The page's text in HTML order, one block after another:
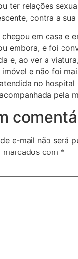
ter relações
contra a sua
chegou em casa e
embora, e foi
e, ao ver a
e não foi
no hospital
pela
e-mail não será
com *